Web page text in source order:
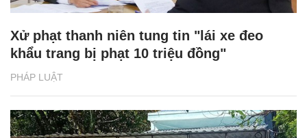
PHÁP LUẬT
Xử phạt thanh niên tung tin "lái xe đeo
khẩu trang bị phạt 10 triệu đồng"